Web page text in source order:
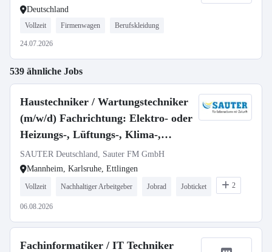
Deutschland
Vollzeit Firmenwagen Berufskleidung
24.07.2026
539 ähnliche Jobs
Haustechniker / Wartungstechniker
(m/w/d) Fachrichtung: Elektro- oder
Heizungs-, Lüftungs-, Klima-,
Sanitärtechnik
SAUTER Deutschland, Sauter FM GmbH
Mannheim, Karlsruhe, Ettlingen
Vollzeit Nachhaltiger Arbeitgeber Jobrad Jobticket 2
06.08.2026
Fachinformatiker / IT Techniker